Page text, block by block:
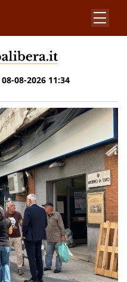
08-08-2026 11:34